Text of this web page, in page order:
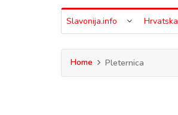
Slavonija.info Hrvatska
Home Pleternica